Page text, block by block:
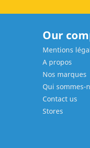
Our
Mentions
A propos
Nos marques
Qui sommes-
Contact us
Stores